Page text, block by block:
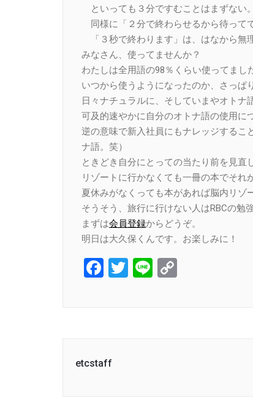
といっても３分ですむことはまずない。
同様に「２分で終わらせるから待って
「３秒で終わります」は、はなから無
みなさん、使ってませんか？
わたしは全用語の98％くらい使ってまし
いつから使うようになったのか、さっぱ
日々ナチュラルに、そしていまやオトナ
可及的速やかに自分のオトナ語の使用に
逆の意味で新入社員にもナレッジするこ
ナ語。笑）
ときどき自分にとっての当たり前を見直
リゾートに行かなくても一冊の本でそれ
夏休みがなくっても本があれば脳内リゾ
そうそう、旅行に行けない人はRBCの勉
まずは会員登録からどうぞ。
明日は大久保くんです。お楽しみに！
Facebook
Twitter
Line
etcstaff